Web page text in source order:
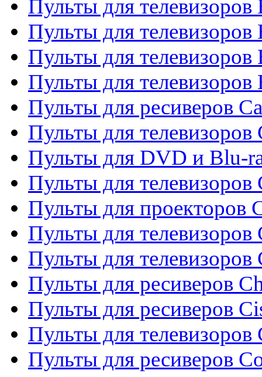
Пульты для телевизоров
Пульты для телевизоров
Пульты для телевизоров
Пульты для телевизоров
Пульты для ресиверов
Пульты для телевизоров
Пульты для DVD и Blu-
Пульты для телевизоров
Пульты для проекторов
Пульты для телевизоров
Пульты для телевизоров
Пульты для ресиверов
Пульты для ресиверов
Пульты для телевизоров
Пульты для ресиверов